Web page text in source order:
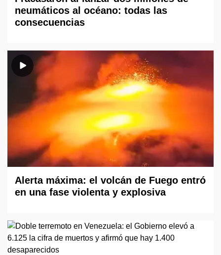
neumáticos al océano: todas las
consecuencias
Alerta máxima: el volcán de Fuego entró
en una fase violenta y explosiva